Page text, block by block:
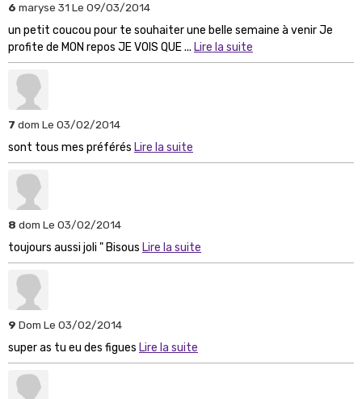
6 maryse 31 Le 09/03/2014
un petit coucou pour te souhaiter une belle semaine à venir Je
profite de MON repos JE VOIS QUE ... Lire la suite
7 dom Le 03/02/2014
sont tous mes préférés Lire la suite
8 dom Le 03/02/2014
toujours aussi joli " Bisous Lire la suite
9 Dom Le 03/02/2014
super as tu eu des figues Lire la suite